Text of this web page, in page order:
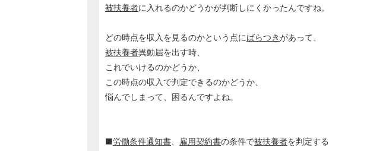
被扶養者に入れるのかどうかが判断しにくかったんですね。
どの時点を収入を見るのかという点にばらつきがあって、
被扶養者異動届を出す時、
これでいけるのかどうか、
この時点の収入で判定できるのかどうか、
悩んでしまって、困るんですよね。
■労働条件通知書 雇用契約書の条件で被扶養者を判定する